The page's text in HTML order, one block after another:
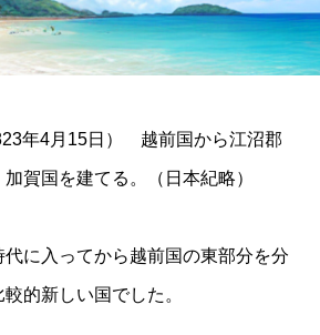
年4月15日） 越前国から江沼郡
賀国を建てる。（日本紀略）
に入ってから越前国の東部分を分
的新しい国でした。